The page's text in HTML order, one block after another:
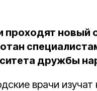
проходят новый
дружбы
врачи